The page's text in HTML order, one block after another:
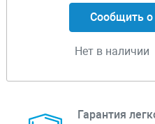
Сообщить о
Нет в наличии
Гарантия